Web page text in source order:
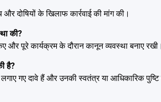
दोषियों के खिलाफ कार्रवाई की मांग की।
की?
पूरे कार्यक्रम के दौरान कानून व्यवस्था बनाए रखी।
है?
गए दावे हैं और उनकी स्वतंत्र या आधिकारिक पुष्टि